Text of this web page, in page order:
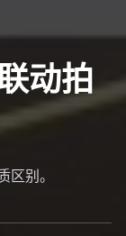
动拍
别。